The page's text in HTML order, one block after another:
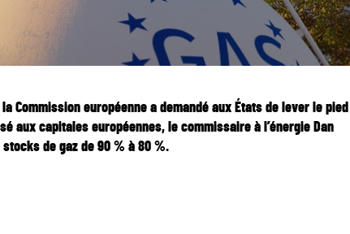
Commission européenne a demandé aux États de lever le pied
aux capitales européennes, le commissaire à l’énergie Dan
de gaz de 90 % à 80 %.